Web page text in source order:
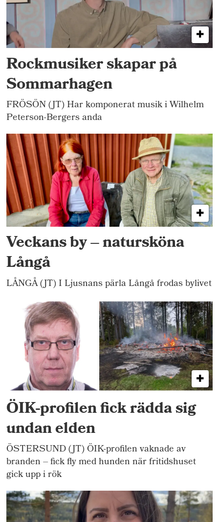
Rockmusiker skapar på
Sommarhagen
FRÖSÖN (JT) Har komponerat musik i Wilhelm
Peterson-Bergers anda
Veckans by – natursköna
Långå
LÅNGÅ (JT) I Ljusnans pärla Långå frodas bylivet
ÖIK-profilen fick rädda sig
undan elden
ÖSTERSUND (JT) ÖIK-profilen vaknade av
branden – fick fly med hunden när fritidshuset
gick upp i rök